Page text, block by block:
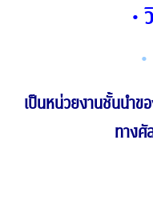
•
เป็นหน่วยงานชั้นนำข
ทางศั